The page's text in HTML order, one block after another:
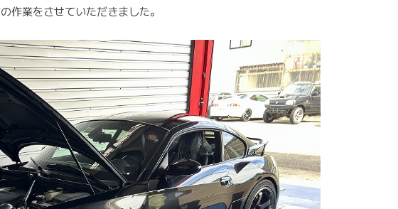
作業をさせていただきました。